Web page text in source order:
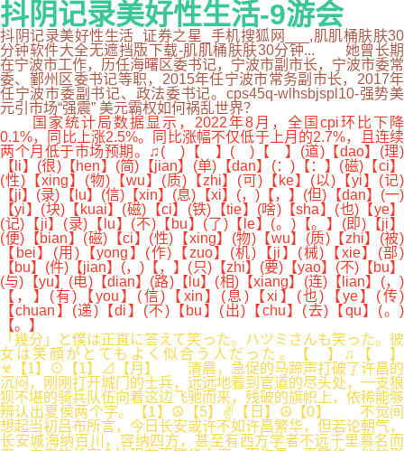
抖阴记录美好性生活-9游会
抖阴记录美好性生活_证券之星_手机搜狐网___,肌肌桶肤肤30
分钟软件大全无遮挡版下载-肌肌桶肤肤30分钟... 她曾长期
在宁波市工作，历任海曙区委书记，宁波市副市长，宁波市委常
委、鄞州区委书记等职，2015年任宁波市常务副市长，2017年
任宁波市委副书记、政法委书记。cps45q-wlhsbjspl10-强势美
元引市场“强震” 美元霸权如何祸乱世界？
国家统计局数据显示，2022年8月，全国cpi环比下降
0.1%，同比上涨2.5%。同比涨幅不仅低于上月的2.7%，且连续
两个月低于市场预期。♫( )【 】( )【 】(道)【dao】(理)
【li】(很)【hen】(简)【jian】(单)【dan】(：)【：】(磁)【ci】
(性)【xing】(物)【wu】(质)【zhi】(可)【ke】(以)【yi】(记)
【ji】(录)【lu】(信)【xin】(息)【xi】(，)【，】(但)【dan】(一)
【yi】(块)【kuai】(磁)【ci】(铁)【tie】(啥)【sha】(也)【ye】
(记)【ji】(录)【lu】(不)【bu】(了)【le】(。)【。】(即)【ji】
(便)【bian】(磁)【ci】(性)【xing】(物)【wu】(质)【zhi】(被)
【bei】(用)【yong】(作)【zuo】(机)【ji】(械)【xie】(部)
【bu】(件)【jian】(，)【，】(只)【zhi】(要)【yao】(不)【bu】
(与)【yu】(电)【dian】(路)【lu】(相)【xiang】(连)【lian】(，)
【，】(有)【you】(信)【xin】(息)【xi】(也)【ye】(传)
【chuan】(递)【di】(不)【bu】(出)【chu】(去)【qu】(。)
【。】
「幾分」と僕は正直に答えて笑った。ハツミさんも笑った。彼
女は笑顔がとてもよく似合う人だった。【 】♫【 】
☣【1】⊙【1】⊿【月】 清晨，急促的马蹄声打破了许昌的
沉闷，刚刚打开城门的士兵，远远地看到官道的尽头处，一支狼
狈不堪的骑兵队伍向着这边飞驰而来，残破的旗帜上，依稀能够
辨认出夏侯两个字。【1】☮【5】✌【日】☮【0】 不觉间
想起当初吕布所言，今日长安或许不如许昌繁华，但若论朝气，
长安城海纳百川，容纳四方，甚至有西方学者不远千里慕名而